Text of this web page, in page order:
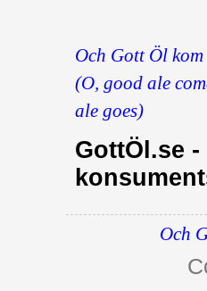
Och Gott Öl
(O, good ale
ale goes)
GottÖl.se -
Och